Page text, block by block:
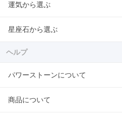
運気から選ぶ
星座石から選ぶ
ヘルプ
パワーストーンについて
商品について